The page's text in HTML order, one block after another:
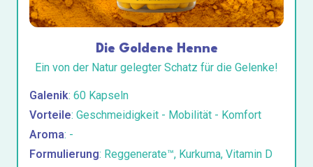
Die Goldene Henne
Ein von der Natur gelegter Schatz für die Gelenke!
Galenik: 60 Kapseln
Vorteile: Geschmeidigkeit - Mobilität - Komfort
Aroma: -
Formulierung: Reggenerate™, Kurkuma, Vitamin D